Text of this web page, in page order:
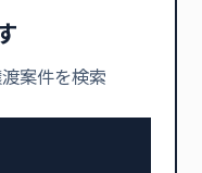
案件を検索